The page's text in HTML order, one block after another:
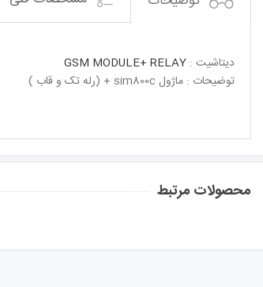
دیتاشیت : GSM MODULE+ RELAY
توضیحات : ماژول sim800c + (رله تک و قاب )
محصولات مرتبط